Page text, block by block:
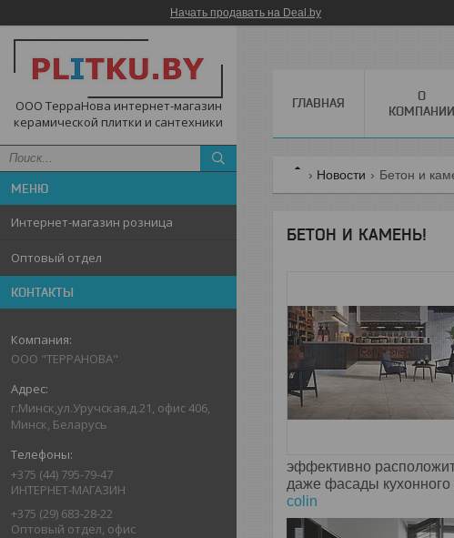
Начать продавать на Deal.by
ООО ТерраНова интернет-магазин
керамической плитки и сантехники
Интернет-магазин розница
Оптовый отдел
КОНТАКТЫ
ООО "ТЕРРАНОВА"
г.Минск,ул.Уручская,д.21, офис 406,
Минск, Беларусь
+375 (44) 795-79-47
ИНТЕРНЕТ-МАГАЗИН
+375 (29) 683-28-22
Оптовый отдел, офис
ГЛАВНАЯ
О
КОМПАНИИ
Новости Бетон и
БЕТОН И КАМЕНЬ!
эффективно
даже фасады
colin